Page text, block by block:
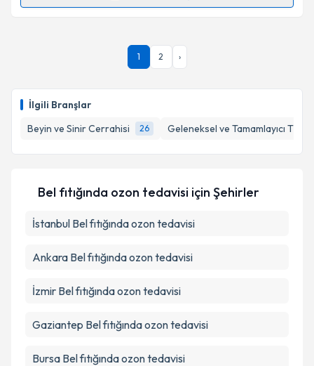
İlgili Branşlar
Beyin ve Sinir Cerrahisi
26 Geleneksel ve Tamamlayıcı Tıp
Takvim Talebini Gönder
Uzm. Dr. Yasemin Bozduman Habip
takvimi talebi oluşturun. Size bu uzmandan randevu
bilgilendireceğiz.
Kişisel verilerimin işlenmesine ilişkinAydınlatma
Metni
'ni okudum ve kişisel verilerimin belirtilen
Takvim Talebini Gönder
1 2 ›
Bel fıtığında ozon tedavisi için Şehirler
İstanbul Bel fıtığında ozon tedavisi
Ankara Bel fıtığında ozon tedavisi
İzmir Bel fıtığında ozon tedavisi
Gaziantep Bel fıtığında ozon tedavisi
Bursa Bel fıtığında ozon tedavisi